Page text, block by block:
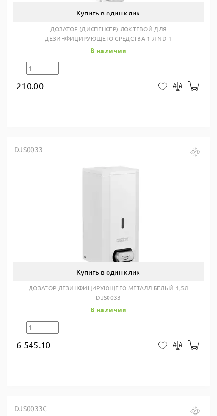
Купить в один клик
ДОЗАТОР (ДИСПЕНСЕР) ЛОКТЕВОЙ ДЛЯ
ДЕЗИНФИЦИРУЮЩЕГО СРЕДСТВА 1 Л ND-1
В наличии
210.00 В закладки
Сравнить
DJS0033
Купить в один клик
ДОЗАТОР ДЕЗИНФИЦИРУЮЩЕГО МЕТАЛЛ БЕЛЫЙ 1,5Л
DJS0033
В наличии
6 545.10 В закладки
Сравнить
DJS0033C